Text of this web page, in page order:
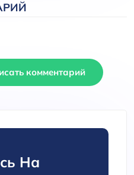
комментарий
На